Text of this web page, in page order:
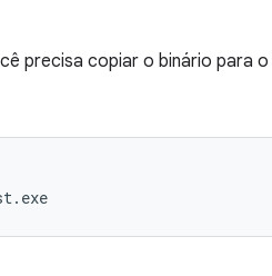
precisa copiar o binário para